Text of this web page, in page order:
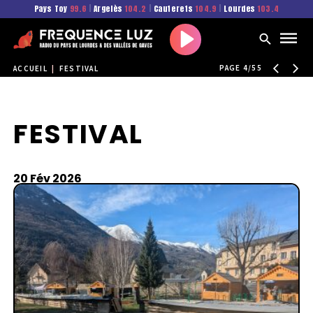
Pays Toy 99.6 Argelès 104.2 Cauterets 104.9 Lourdes 103.4
Play
ACCUEIL FESTIVAL PAGE 4/55
FESTIVAL
20 Fév 2026